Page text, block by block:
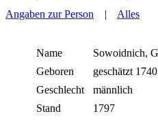
Angaben zur Person | Alles
Name Sowoidnich,
Geboren
geschätzt 1740
Geschlecht
männlich
Stand
1797